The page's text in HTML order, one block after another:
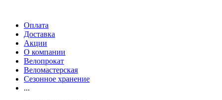
Оплата
Доставка
Акции
О компании
Велопрокат
Веломастерская
Сезонное хранение
...